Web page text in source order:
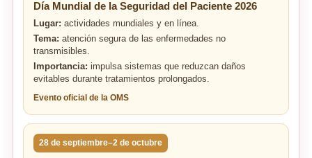
Día Mundial de la Seguridad del Paciente 2026
Lugar: actividades mundiales y en línea.
Tema: atención segura de las enfermedades no
transmisibles.
Importancia: impulsa sistemas que reduzcan daños
evitables durante tratamientos prolongados.
Evento oficial de la OMS
28 de septiembre–2 de octubre